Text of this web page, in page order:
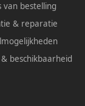
van bestelling
& reparatie
beschikbaarheid